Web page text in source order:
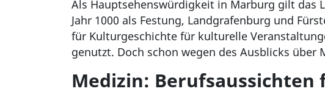
Als Hauptsehenswürdigkeit in Marburg gilt das
Jahr 1000 als Festung, Landgrafenburg und
für Kulturgeschichte für kulturelle
genutzt. Doch schon wegen des Ausblicks
Medizin: